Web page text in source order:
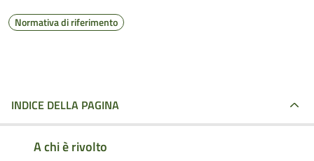
Normativa di riferimento
INDICE DELLA PAGINA
A chi è rivolto